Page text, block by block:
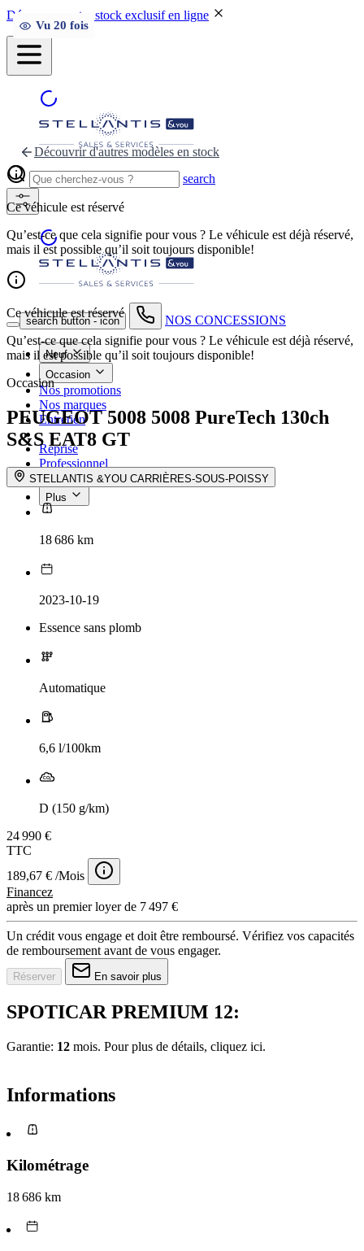
Découvrez notre stock exclusif en ligne
search
search button - icon NOS CONCESSIONS
Neuf
Occasion
Nos promotions
Nos marques
Entretien
Reprise
Professionnel
Nous rejoindre
Plus
Découvrir d'autres modèles en stock
Ce véhicule est réservé
Qu’est-ce que cela signifie pour vous ? Le véhicule est déjà réservé,
mais il est possible qu’il soit toujours disponible!
Ce véhicule est réservé
Qu’est-ce que cela signifie pour vous ? Le véhicule est déjà réservé,
mais il est possible qu’il soit toujours disponible!
Vu 20 fois
Occasion
PEUGEOT 5008 5008 PureTech 130ch
S&S EAT8 GT
STELLANTIS &YOU CARRIÈRES-SOUS-POISSY
18 686 km
2023-10-19
Essence sans plomb
Automatique
6,6 l/100km
D (150 g/km)
24 990 €
TTC
189,67 € /Mois
Financez
après un premier loyer de 7 497 €
Un crédit vous engage et doit être remboursé. Vérifiez vos capacités
de remboursement avant de vous engager.
Réserver En savoir plus
SPOTICAR PREMIUM 12:
Garantie: 12 mois. Pour plus de détails, cliquez ici.
Informations
Kilométrage
18 686 km